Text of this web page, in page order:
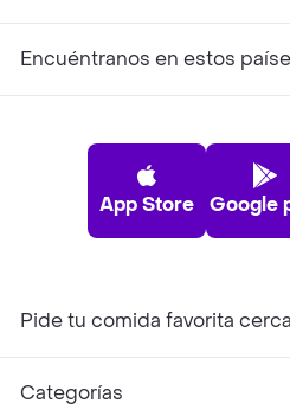
Encuéntranos en estos
App Store Google
Pide tu comida favorita
Categorías